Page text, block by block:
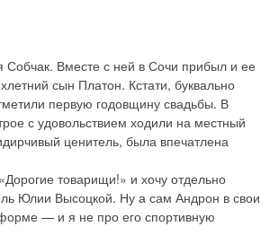
Собчак. Вместе с ней в Сочи прибыл и ее
сын Платон. Кстати, буквально
первую годовщину свадьбы. В
с удовольствием ходили на местный
ценитель, была впечатлена
товарищи!» и хочу отдельно
Юлии Высоцкой. Ну а сам Андрон в свои
— и я не про его спортивную